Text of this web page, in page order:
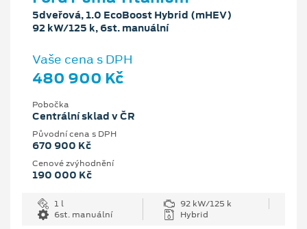
5dveřová, 1.0 EcoBoost Hybrid (mHEV)
92 kW/125 k, 6st. manuální
Vaše cena s DPH
480 900 Kč
Pobočka
Centrální sklad v ČR
Původní cena s DPH
670 900 Kč
Cenové zvýhodnění
190 000 Kč
1 l
92 kW/125 k
6st. manuální
Hybrid